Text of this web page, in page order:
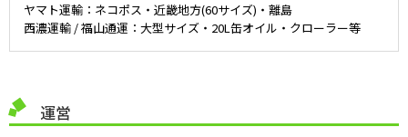
ヤマト運輸：ネコポス・近畿地方(60サイズ)・離島
西濃運輸 / 福山通運：大型サイズ・20L缶オイル・クローラー等
運営